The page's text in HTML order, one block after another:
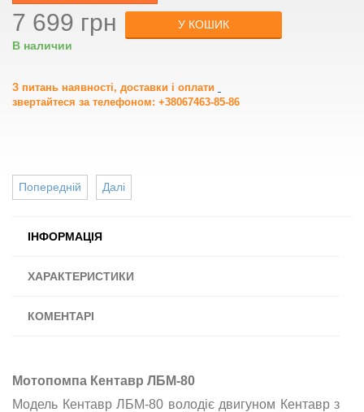
7 699 грн
В наличии
У КОШИК
З питань наявності, доставки і оплати
звертайтеся за телефоном: +38067463-85-86
Далі
Попередній
ІНФОРМАЦІЯ
ХАРАКТЕРИСТИКИ
КОМЕНТАРІ
Мотопомпа Кентавр ЛБМ-80
Модель Кентавр ЛБМ-80 володіє двигуном Кентавр з